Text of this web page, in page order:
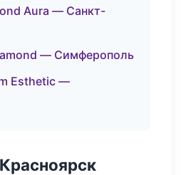
Aura — Санкт-
— Симферополь
Esthetic —